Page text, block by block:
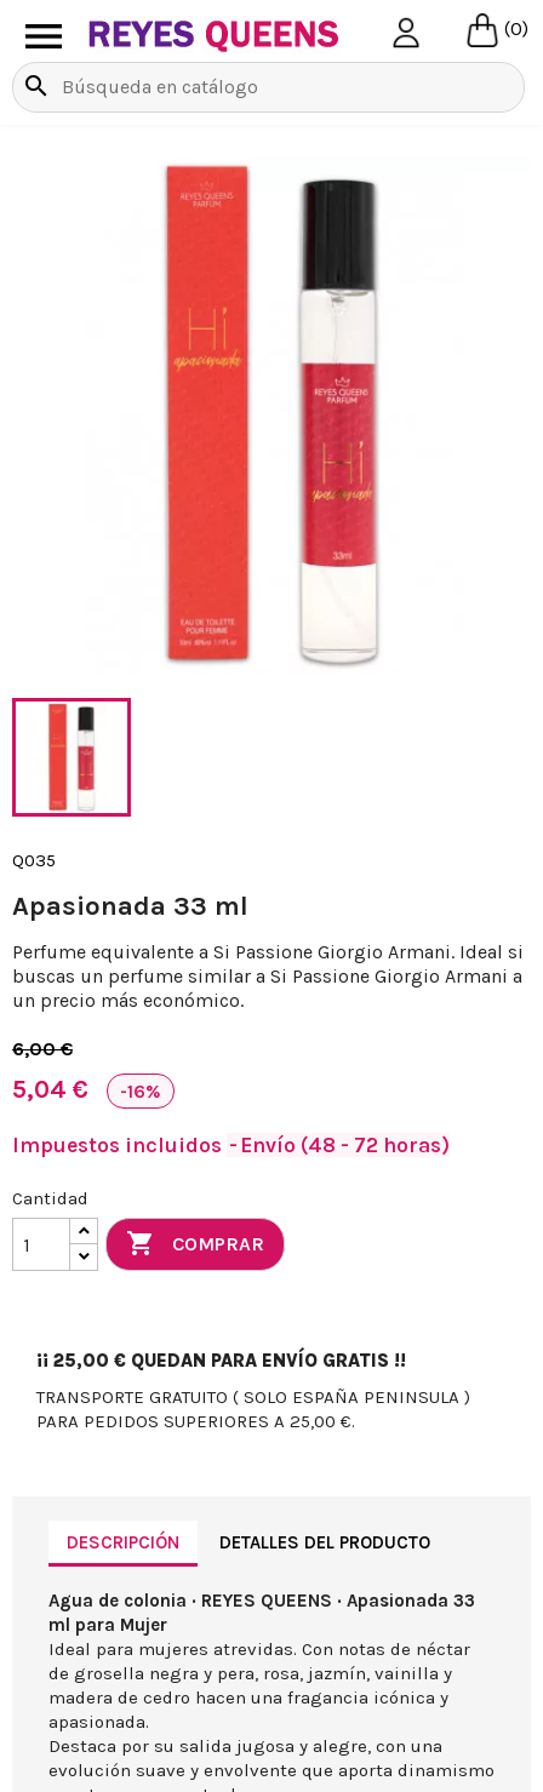
 (0)
search
Q035
Apasionada 33 ml
Perfume equivalente a Si Passione Giorgio Armani. Ideal si
buscas un perfume similar a Si Passione Giorgio Armani a
un precio más económico.
6,00 €
5,04 € -16%
Impuestos incluidos Envío (48 - 72 horas)
Cantidad
 COMPRAR
¡¡ 25,00 € QUEDAN PARA ENVÍO GRATIS !!
TRANSPORTE GRATUITO ( SOLO ESPAÑA PENINSULA )
PARA PEDIDOS SUPERIORES A 25,00 €.
DESCRIPCIÓN DETALLES DEL PRODUCTO
Agua de colonia · REYES QUEENS · Apasionada 33
ml para Mujer
Ideal para mujeres atrevidas. Con notas de néctar
de grosella negra y pera, rosa, jazmín, vainilla y
madera de cedro hacen una fragancia icónica y
apasionada.
Destaca por su salida jugosa y alegre, con una
evolución suave y envolvente que aporta dinamismo